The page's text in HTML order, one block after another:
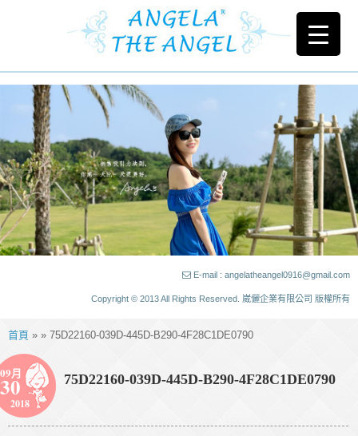
E-mail : angelatheangel0916@gmail.com
Copyright © 2013 All Rights Reserved. 崴儷企業有限公司 版權所有
首頁 » » 75D22160-039D-445D-B290-4F28C1DE0790
09月
30
2018
75D22160-039D-445D-B290-4F28C1DE0790